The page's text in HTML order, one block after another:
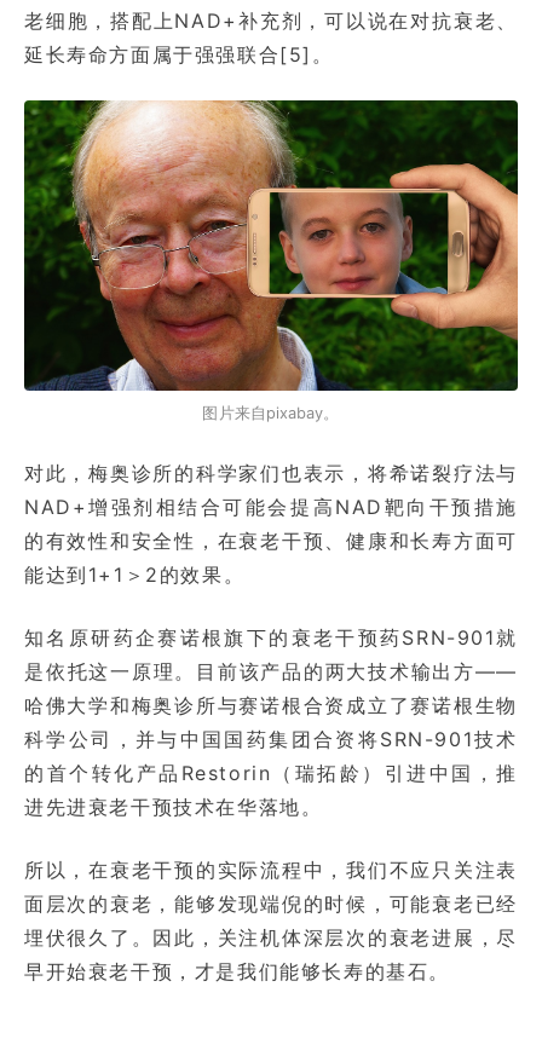
老细胞，搭配上NAD+补充剂，可以说在对抗衰老、
延长寿命方面属于强强联合[5]。
图片来自pixabay。
对此，梅奥诊所的科学家们也表示，将希诺裂疗法与
NAD+增强剂相结合可能会提高NAD靶向干预措施
的有效性和安全性，在衰老干预、健康和长寿方面可
能达到1+1＞2的效果。
知名原研药企赛诺根旗下的衰老干预药SRN-901就
是依托这一原理。目前该产品的两大技术输出方——
哈佛大学和梅奥诊所与赛诺根合资成立了赛诺根生物
科学公司，并与中国国药集团合资将SRN-901技术
的首个转化产品Restorin（瑞拓龄）引进中国，推
进先进衰老干预技术在华落地。
所以，在衰老干预的实际流程中，我们不应只关注表
面层次的衰老，能够发现端倪的时候，可能衰老已经
埋伏很久了。因此，关注机体深层次的衰老进展，尽
早开始衰老干预，才是我们能够长寿的基石。